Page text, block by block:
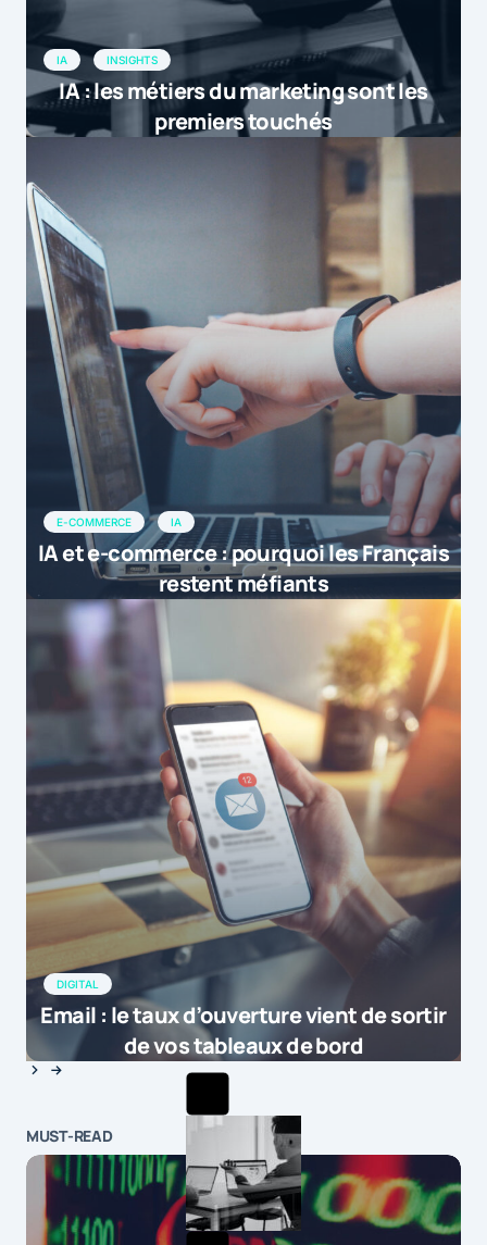
IA INSIGHTS
IA : les métiers du marketing sont les
premiers touchés
E-COMMERCE IA
IA et e-commerce : pourquoi les Français
restent méfiants
DIGITAL
Email : le taux d’ouverture vient de sortir
de vos tableaux de bord
MUST-READ